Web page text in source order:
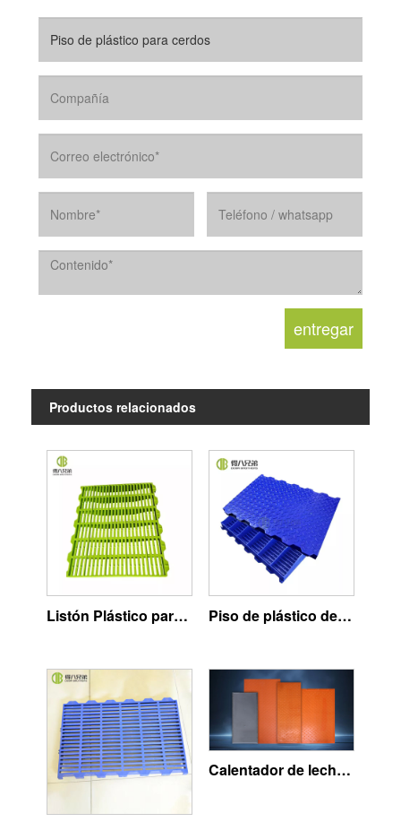
Productos relacionados
Listón Plástico para Cerdos Piso de plástico de cerdo cerrado
Calentador de lechones eficiente